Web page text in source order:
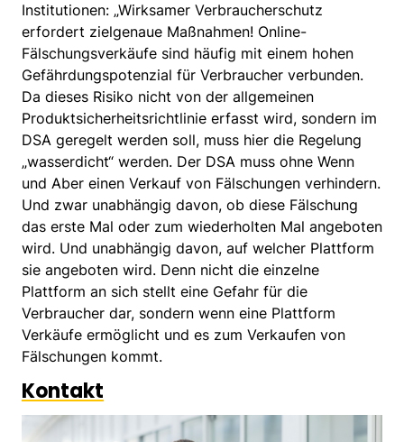
Institutionen: „Wirksamer Verbraucherschutz
erfordert zielgenaue Maßnahmen! Online-
Fälschungsverkäufe sind häufig mit einem hohen
Gefährdungspotenzial für Verbraucher verbunden.
Da dieses Risiko nicht von der allgemeinen
Produktsicherheitsrichtlinie erfasst wird, sondern im
DSA geregelt werden soll, muss hier die Regelung
„wasserdicht“ werden. Der DSA muss ohne Wenn
und Aber einen Verkauf von Fälschungen verhindern.
Und zwar unabhängig davon, ob diese Fälschung
das erste Mal oder zum wiederholten Mal angeboten
wird. Und unabhängig davon, auf welcher Plattform
sie angeboten wird. Denn nicht die einzelne
Plattform an sich stellt eine Gefahr für die
Verbraucher dar, sondern wenn eine Plattform
Verkäufe ermöglicht und es zum Verkaufen von
Fälschungen kommt.
Kontakt